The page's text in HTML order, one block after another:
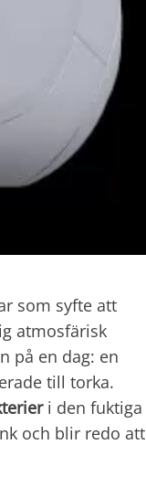
som syfte att
atmosfärisk
på en dag: en
till torka.
i den fuktiga
och blir redo att